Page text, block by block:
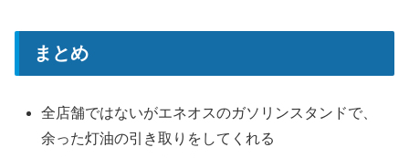
まとめ
全店舗ではないがエネオスのガソリンスタンドで、
余った灯油の引き取りをしてくれる